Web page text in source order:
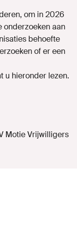
om in 2026
onderzoeken aan
behoefte
of er een
u hieronder lezen.
Motie Vrijwilligers